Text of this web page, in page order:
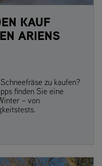
KAUF
ARIENS
zu kaufen?
finden Sie eine
– von